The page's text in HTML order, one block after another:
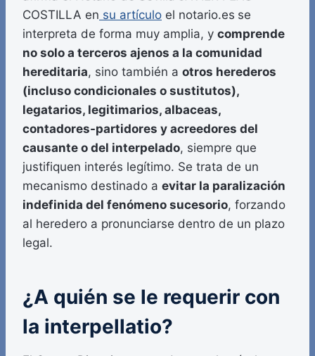
COSTILLA en su artículo el notario.es se
interpreta de forma muy amplia, y comprende
no solo a terceros ajenos a la comunidad
hereditaria, sino también a otros herederos
(incluso condicionales o sustitutos),
legatarios, legitimarios, albaceas,
contadores-partidores y acreedores del
causante o del interpelado, siempre que
justifiquen interés legítimo. Se trata de un
mecanismo destinado a evitar la paralización
indefinida del fenómeno sucesorio, forzando
al heredero a pronunciarse dentro de un plazo
legal.
¿A quién se le requerir con
la interpellatio?